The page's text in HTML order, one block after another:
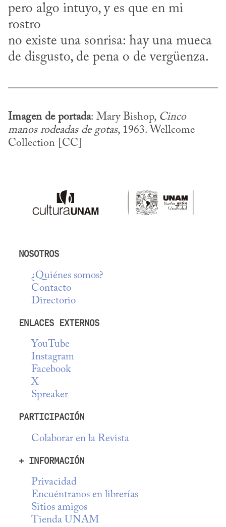
pero algo intuyo, y es que en mi
rostro
no existe una sonrisa: hay una mueca
de disgusto, de pena o de vergüenza.
Imagen de portada: Mary Bishop, Cinco
manos rodeadas de gotas, 1963. Wellcome
Collection [CC]
NOSOTROS
¿Quiénes somos?
Contacto
Directorio
ENLACES EXTERNOS
YouTube
Instagram
Facebook
X
Spreaker
PARTICIPACIÓN
Colaborar en la Revista
+ INFORMACIÓN
Privacidad
Encuéntranos en librerías
Sitios amigos
Tienda UNAM